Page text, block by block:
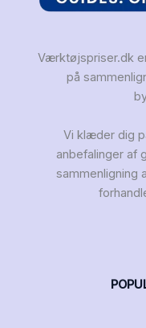
Værktøjspriser.dk
på
Vi klæder dig
anbefalinger af
sammenligning